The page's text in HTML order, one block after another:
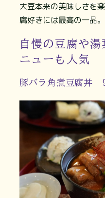
大豆本来の美味しさを
腐好きには最高の一品。
自慢の豆腐や湯
ニューも人気
豚バラ角煮豆腐丼